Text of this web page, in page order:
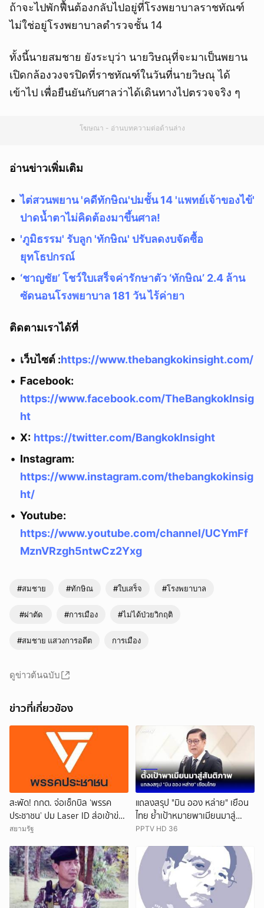
ถ้าจะไปพักฟื้นต้องกลับไปอยู่ที่โรงพยาบาลราชทัณฑ์
ไม่ใช่อยู่โรงพยาบาลตำรวจชั้น 14
ทั้งนี้นายสมชาย ยังระบุว่า นายวิษณุที่จะมาเป็นพยาน
เปิดกล้องวงจรปิดที่ราชทัณฑ์ในวันที่นายวิษณุ ได้
เข้าไป เพื่อยืนยันกับศาลว่าได้เดินทางไปตรวจจริง ๆ
โฆษณา - อ่านบทความต่อด้านล่าง
อ่านข่าวเพิ่มเติม
ไต่สวนพยาน 'คดีทักษิณ'ปมชั้น 14 'แพทย์เจ้าของไข้'
ปาดน้ำตาไม่คิดต้องมาขึ้นศาล!
'ภูมิธรรม' รับลูก 'ทักษิณ' ปรับลดงบจัดซื้อ
ยุทโธปกรณ์
‘ชาญชัย’ โชว์ใบเสร็จค่ารักษาตัว ‘ทักษิณ’ 2.4 ล้าน
ซัดนอนโรงพยาบาล 181 วัน ไร้ค่ายา
ติดตามเราได้ที่
เว็บไซต์ :https://www.thebangkokinsight.com/
Facebook:
https://www.facebook.com/TheBangkokInsig
ht
X: https://twitter.com/BangkokInsight
Instagram:
https://www.instagram.com/thebangkokinsig
ht/
Youtube:
https://www.youtube.com/channel/UCYmFf
MznVRzgh5ntwCz2Yxg
#สมชาย #ทักษิณ #ใบเสร็จ #โรงพยาบาล
#ผ่าตัด #การเมือง #ไม่ได้ป่วยวิกฤติ
#สมชาย แสวงการอดีต การเมือง
ดูข่าวต้นฉบับ
ข่าวที่เกี่ยวข้อง
สะพัด! กกต. จ่อเช็กบิล ‘พรรค
ประชาชน’ ปม Laser ID ส่อเข้าข่าย
ยุบพรรคตาม ม.92
สยามรัฐ
แถลงสรุป "มิน ออง หล่าย" เยือน
ไทย ย้ำเป้าหมายพาเมียนมาสู่
สันติภาพ
PPTV HD 36